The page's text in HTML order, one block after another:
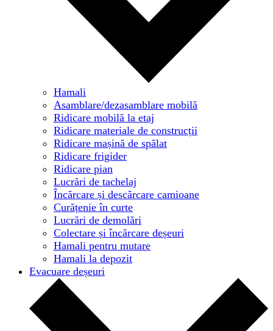
Hamali
Asamblare/dezasamblare mobilă
Ridicare mobilă la etaj
Ridicare materiale de construcții
Ridicare mașină de spălat
Ridicare frigider
Ridicare pian
Lucrări de tachelaj
Încărcare și descărcare camioane
Curățenie în curte
Lucrări de demolări
Colectare și încărcare deșeuri
Hamali pentru mutare
Hamali la depozit
Evacuare deșeuri